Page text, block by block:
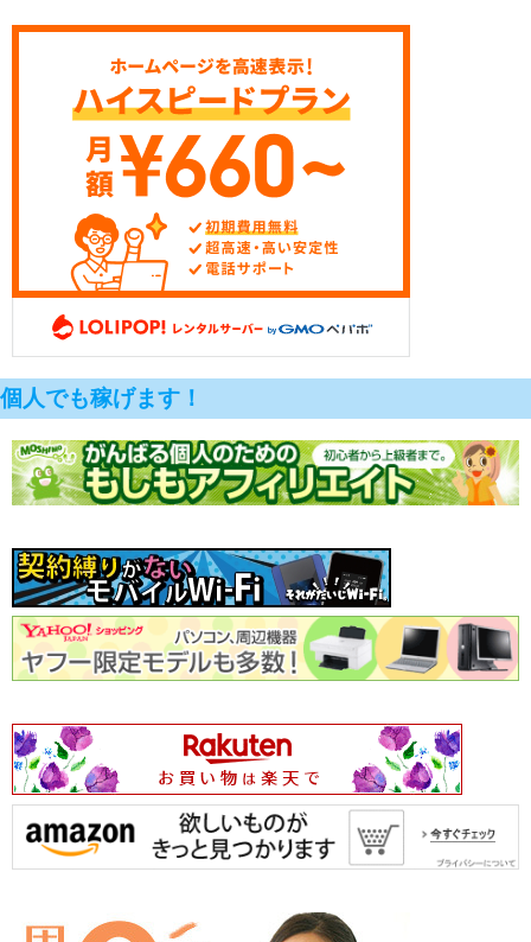
個人でも稼げます！